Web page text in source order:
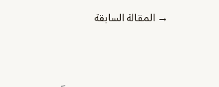
→ المقالة السابقة